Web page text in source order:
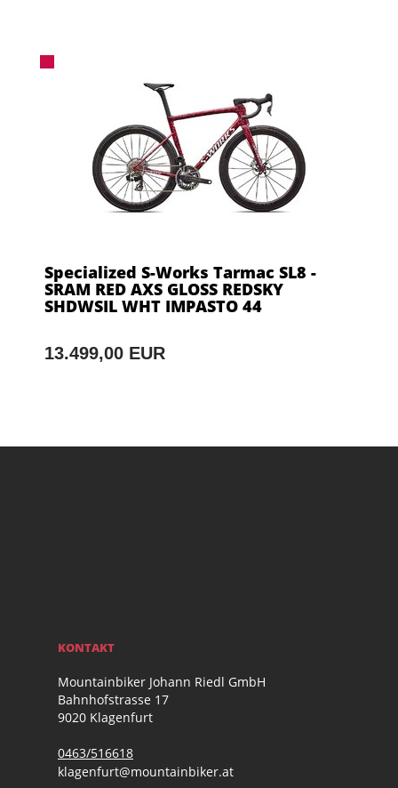
Specialized S-Works Tarmac SL8 -
SRAM RED AXS GLOSS REDSKY
SHDWSIL WHT IMPASTO 44
13.499,00 EUR
KONTAKT
Mountainbiker Johann Riedl GmbH
Bahnhofstrasse 17
9020 Klagenfurt
0463/516618
klagenfurt@mountainbiker.at